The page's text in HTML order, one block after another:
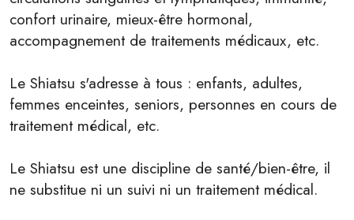
confort urinaire, mieux-être hormonal,
accompagnement de traitements médicaux, etc.
Le Shiatsu s'adresse à tous : enfants, adultes,
femmes enceintes, seniors, personnes en cours de
traitement médical, etc.
Le Shiatsu est une discipline de santé/bien-être, il
ne substitue ni un suivi ni un traitement médical.